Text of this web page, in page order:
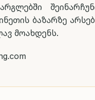
ბაზარზე
მოახდენს.